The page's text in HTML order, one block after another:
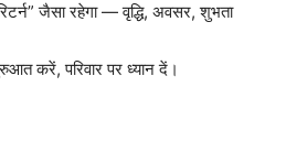
जैसा रहेगा — वृद्धि, अवसर, शुभता
करें, परिवार पर ध्यान दें।